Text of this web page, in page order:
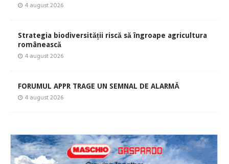
4 august 2026
Strategia biodiversității riscă să îngroape agricultura
românească
4 august 2026
FORUMUL APPR TRAGE UN SEMNAL DE ALARMĂ
4 august 2026